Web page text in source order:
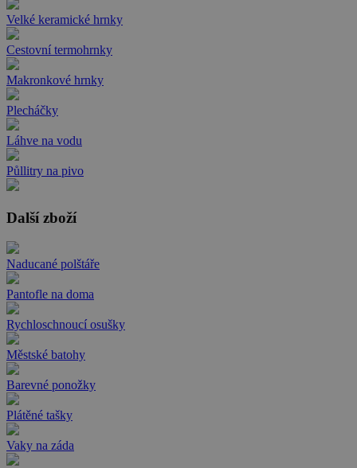
Velké keramické hrnky
Cestovní termohrnky
Makronkové hrnky
Plecháčky
Láhve na vodu
Půllitry na pivo
Další zboží
Naducané polštáře
Pantofle na doma
Rychloschnoucí osušky
Městské batohy
Barevné ponožky
Plátěné tašky
Vaky na záda